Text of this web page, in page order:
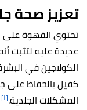
تعزيز صحة
تحتوي القهوة على
عديدة عليه لتثبت
الكولاجين في
كفيل بالحفاظ على
المشكلات الجلدية.[١]